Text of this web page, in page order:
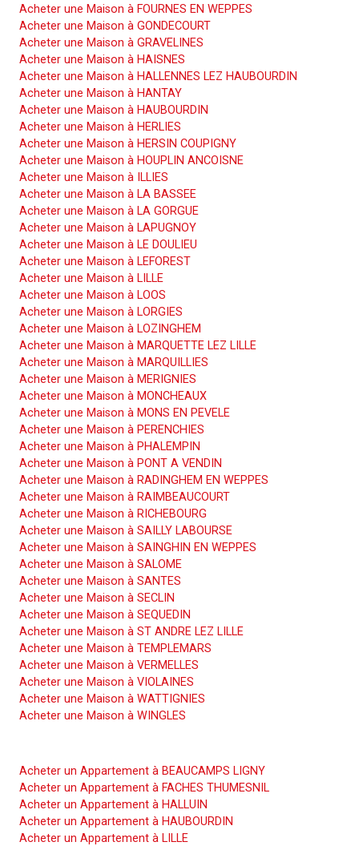
Acheter une Maison à FOURNES EN WEPPES
Acheter une Maison à GONDECOURT
Acheter une Maison à GRAVELINES
Acheter une Maison à HAISNES
Acheter une Maison à HALLENNES LEZ HAUBOURDIN
Acheter une Maison à HANTAY
Acheter une Maison à HAUBOURDIN
Acheter une Maison à HERLIES
Acheter une Maison à HERSIN COUPIGNY
Acheter une Maison à HOUPLIN ANCOISNE
Acheter une Maison à ILLIES
Acheter une Maison à LA BASSEE
Acheter une Maison à LA GORGUE
Acheter une Maison à LAPUGNOY
Acheter une Maison à LE DOULIEU
Acheter une Maison à LEFOREST
Acheter une Maison à LILLE
Acheter une Maison à LOOS
Acheter une Maison à LORGIES
Acheter une Maison à LOZINGHEM
Acheter une Maison à MARQUETTE LEZ LILLE
Acheter une Maison à MARQUILLIES
Acheter une Maison à MERIGNIES
Acheter une Maison à MONCHEAUX
Acheter une Maison à MONS EN PEVELE
Acheter une Maison à PERENCHIES
Acheter une Maison à PHALEMPIN
Acheter une Maison à PONT A VENDIN
Acheter une Maison à RADINGHEM EN WEPPES
Acheter une Maison à RAIMBEAUCOURT
Acheter une Maison à RICHEBOURG
Acheter une Maison à SAILLY LABOURSE
Acheter une Maison à SAINGHIN EN WEPPES
Acheter une Maison à SALOME
Acheter une Maison à SANTES
Acheter une Maison à SECLIN
Acheter une Maison à SEQUEDIN
Acheter une Maison à ST ANDRE LEZ LILLE
Acheter une Maison à TEMPLEMARS
Acheter une Maison à VERMELLES
Acheter une Maison à VIOLAINES
Acheter une Maison à WATTIGNIES
Acheter une Maison à WINGLES
Acheter un Appartement à BEAUCAMPS LIGNY
Acheter un Appartement à FACHES THUMESNIL
Acheter un Appartement à HALLUIN
Acheter un Appartement à HAUBOURDIN
Acheter un Appartement à LILLE